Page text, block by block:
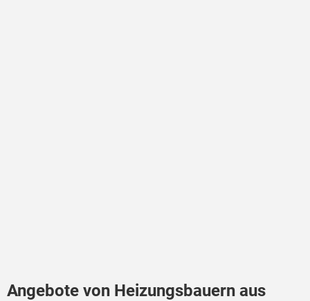
Angebote von Heizungsbauern aus